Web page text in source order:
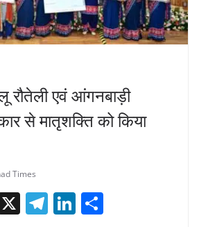
रौतेली एवं आंगनबाड़ी
से मातृशक्ति को किया
Times
X T Li